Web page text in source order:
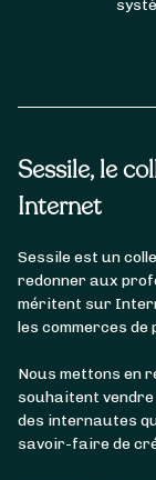
Sessile, le
Internet
Sessile est un
redonner aux
méritent sur
les commerces de
Nous mettons en
souhaitent
des internautes
savoir-faire de